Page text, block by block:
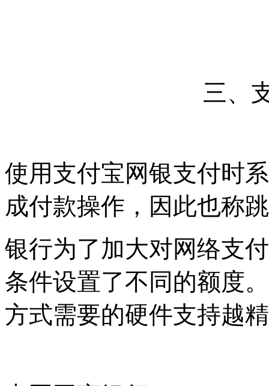
三、
使用支付宝网银支付时
成付款操作，因此也称
银行为了加大对网络支
条件设置了不同的额度
方式需要的硬件支持越